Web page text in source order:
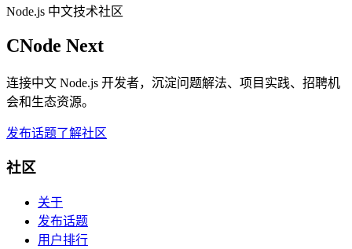
Node.js 中文技术社区
CNode Next
连接中文 Node.js 开发者，沉淀问题解法、项目实践、招聘机
会和生态资源。
发布话题了解社区
社区
关于
发布话题
用户排行